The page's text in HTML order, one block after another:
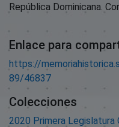
República Dominicana.
Enlace para
https://
89/46837
Colecciones
2020 Primera Legislatura